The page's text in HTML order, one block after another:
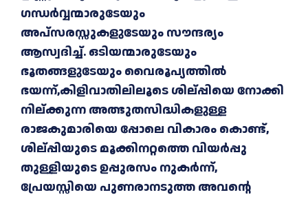
ഗന്ധർവ്വന്മാരുടേയും
അപ്സരസ്സുകളുടേയും സൗന്ദര്യം
ആസ്വദിച്ച്. ഒടിയന്മാരുടേയും
ഭൂതങ്ങളുടേയും വൈരൂപ്യത്തിൽ
ഭയന്ന്,കിളിവാതിലിലൂടെ ശില്പ്പിയെ നോക്കി
നില്ക്കുന്ന അത്ഭുതസിദ്ധികളുള്ള
രാജകുമാരിയെ പ്പോലെ വികാരം കൊണ്ട്,
ശില്പ്പിയുടെ മൂക്കിനറ്റത്തെ വിയർപ്പു
തുള്ളിയുടെ ഉപ്പുരസം നുകർന്ന്,
പ്രേയസ്സിയെ പുണരാനടുത്ത അവന്റെ